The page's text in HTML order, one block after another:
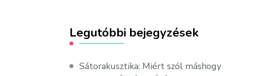
Legutóbbi bejegyzések
Sátorakusztika: Miért szól máshogy